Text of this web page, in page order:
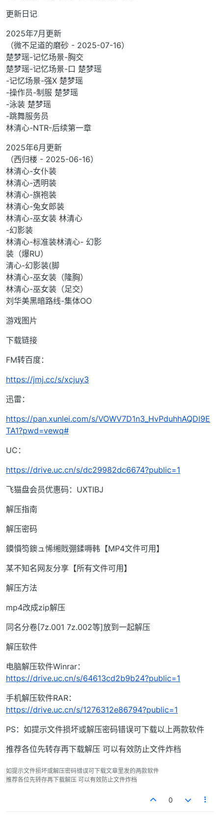
更新日记
2025年7月更新
（微不足道的磨砂 - 2025-07-16）
楚梦瑶-记忆场景-胸交
楚梦瑶-记忆场景-口 楚梦瑶
-记忆场景-强X 楚梦瑶
-操作员-制服 楚梦瑶
-泳装 楚梦瑶
-跳舞服务员
林清心-NTR-后续第一章
2025年6月更新
（西归楼 - 2025-06-16）
林清心-女仆装
林清心-透明装
林清心-旗袍装
林清心-兔女郎装
林清心-巫女装 林清心
-幻影装
林清心-标准装林清心- 幻影
装（爆RU）
清心-幻影装(脚
林清心-巫女装（隆胸）
林清心-巫女装（足交）
刘华美黑暗路线-集体OO
游戏图片
下载链接
FM转百度：
https://jmj.cc/s/xcjuy3
迅雷：
https://pan.xunlei.com/s/VOWV7D1n3_HvPduhhAQDl9E
TA1?pwd=vewq#
UC：
https://drive.uc.cn/s/dc29982dc6674?public=1
飞猫盘会员优惠码：UXTIBJ
解压指南
解压密码
鏌愪笉鐭ュ悕缃戝弸鍒嗕韩【MP4文件可用】
某不知名网友分享【所有文件可用】
解压方法
mp4改成zip解压
同名分卷[7z.001 7z.002等]放到一起解压
解压软件
电脑解压软件Winrar：
https://drive.uc.cn/s/64613cd2b9b24?public=1
手机解压软件RAR：
https://drive.uc.cn/s/1276312e86794?public=1
PS：如提示文件损坏或解压密码错误可下载以上两款软件
推荐各位先转存再下载解压 可以有效防止文件炸档
如提示文件损坏或解压密码错误可下载文章里发的两款软件
推荐各位先转存再下载解压 可以有效防止文件炸档
0